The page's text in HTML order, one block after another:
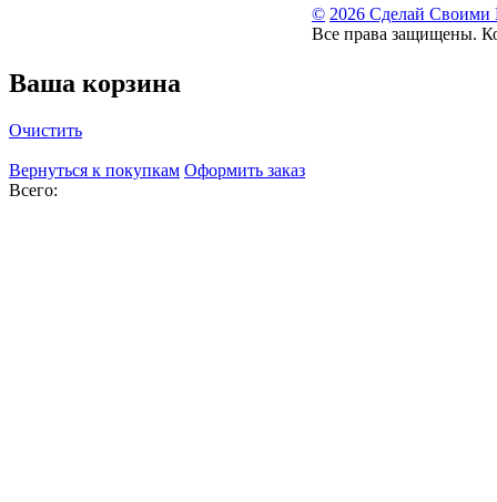
© 2026 Сделай Своими
Все права защищены.
Ваша корзина
Очистить
Вернуться к покупкам Оформить заказ
Всего: